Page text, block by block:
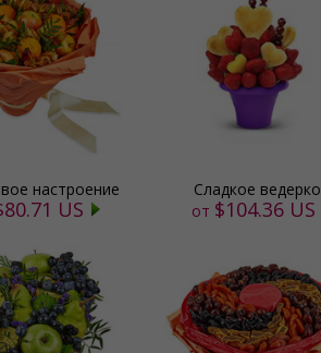
настроение
US
Сладкое ведерко
от $104.36 US